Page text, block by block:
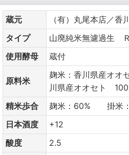
蔵元
（有）丸尾本店／香
タイプ
山廃純米無濾過生
使用酵母
蔵付
原料米
麹米：香川県産オ
川県産オオセト
精米歩合
麹米：60% 掛米
日本酒度
+12
酸度
2.5